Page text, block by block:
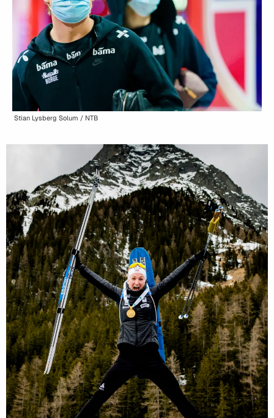
Stian Lysberg Solum / NTB